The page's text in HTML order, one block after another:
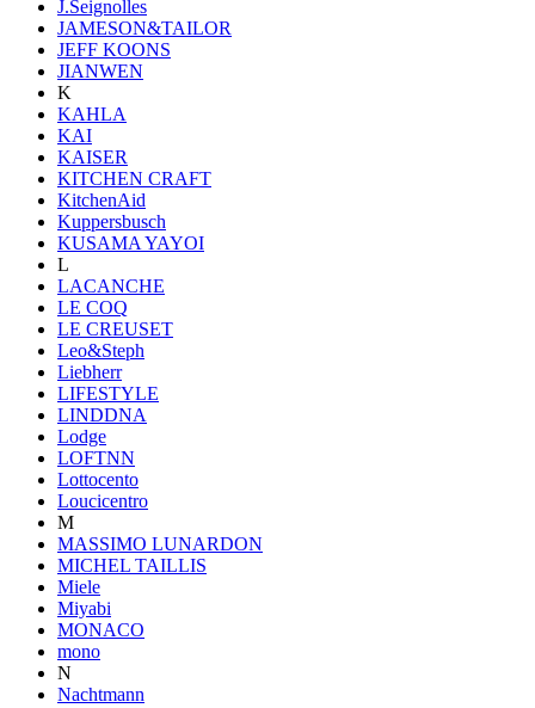
J.Seignolles
JAMESON&TAILOR
JEFF KOONS
JIANWEN
K
KAHLA
KAI
KAISER
KITCHEN CRAFT
KitchenAid
Kuppersbusch
KUSAMA YAYOI
L
LACANCHE
LE COQ
LE CREUSET
Leo&Steph
Liebherr
LIFESTYLE
LINDDNA
Lodge
LOFTNN
Lottocento
Loucicentro
M
MASSIMO LUNARDON
MICHEL TAILLIS
Miele
Miyabi
MONACO
mono
N
Nachtmann